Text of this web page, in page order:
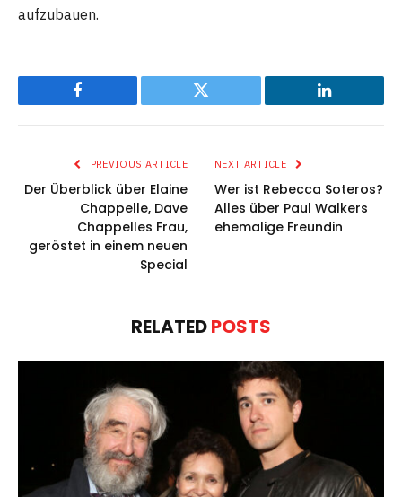
aufzubauen.
Facebook Twitter LinkedIn
PREVIOUS ARTICLE
Der Überblick über Elaine
Chappelle, Dave
Chappelles Frau,
geröstet in einem neuen
Special
NEXT ARTICLE
Wer ist Rebecca Soteros?
Alles über Paul Walkers
ehemalige Freundin
RELATEDPOSTS